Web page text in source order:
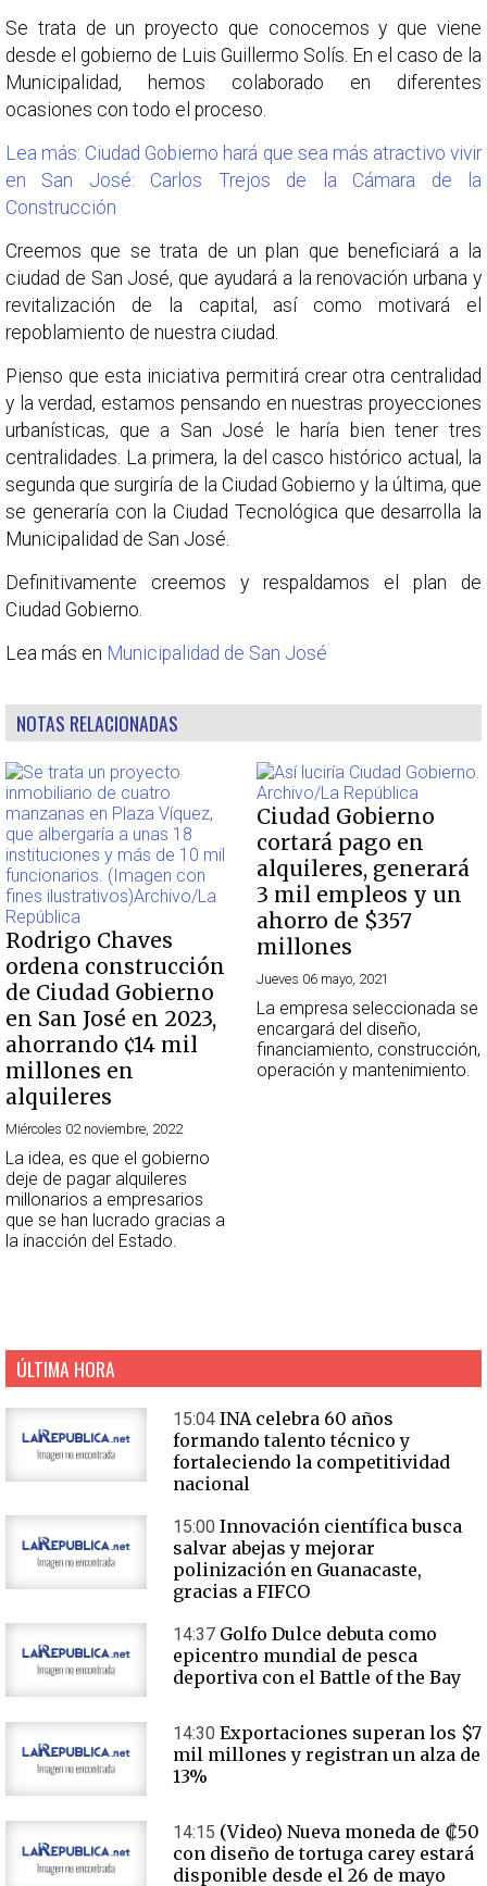
Se trata de un proyecto que conocemos y que viene
desde el gobierno de Luis Guillermo Solís. En el caso de la
Municipalidad, hemos colaborado en diferentes
ocasiones con todo el proceso.
Lea más: Ciudad Gobierno hará que sea más atractivo vivir
en San José: Carlos Trejos de la Cámara de la
Construcción
Creemos que se trata de un plan que beneficiará a la
ciudad de San José, que ayudará a la renovación urbana y
revitalización de la capital, así como motivará el
repoblamiento de nuestra ciudad.
Pienso que esta iniciativa permitirá crear otra centralidad
y la verdad, estamos pensando en nuestras proyecciones
urbanísticas, que a San José le haría bien tener tres
centralidades. La primera, la del casco histórico actual, la
segunda que surgiría de la Ciudad Gobierno y la última, que
se generaría con la Ciudad Tecnológica que desarrolla la
Municipalidad de San José.
Definitivamente creemos y respaldamos el plan de
Ciudad Gobierno.
Lea más en Municipalidad de San José
NOTAS RELACIONADAS
Rodrigo Chaves
ordena construcción
de Ciudad Gobierno
en San José en 2023,
ahorrando ¢14 mil
millones en
alquileres
Miércoles 02 noviembre, 2022
La idea, es que el gobierno
deje de pagar alquileres
millonarios a empresarios
que se han lucrado gracias a
la inacción del Estado.
Ciudad Gobierno
cortará pago en
alquileres, generará
3 mil empleos y un
ahorro de $357
millones
Jueves 06 mayo, 2021
La empresa seleccionada se
encargará del diseño,
financiamiento, construcción,
operación y mantenimiento.
ÚLTIMA HORA
15:04 INA celebra 60 años
formando talento técnico y
fortaleciendo la competitividad
nacional
15:00 Innovación científica busca
salvar abejas y mejorar
polinización en Guanacaste,
gracias a FIFCO
14:37 Golfo Dulce debuta como
epicentro mundial de pesca
deportiva con el Battle of the Bay
14:30 Exportaciones superan los $7
mil millones y registran un alza de
13%
14:15 (Video) Nueva moneda de ₡50
con diseño de tortuga carey estará
disponible desde el 26 de mayo